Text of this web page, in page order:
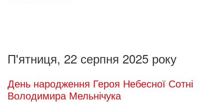
П'ятниця, 22 серпня 2025 року
День народження Героя Небесної Сотні
Володимира Мельнічука